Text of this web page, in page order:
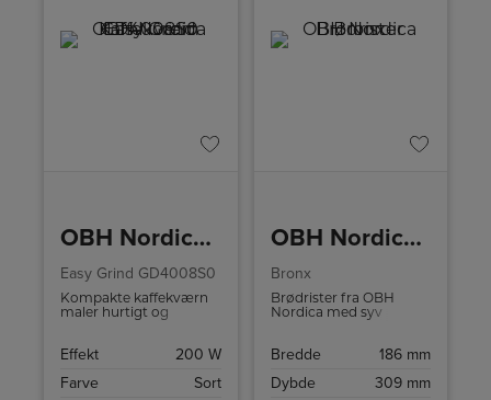
OBH Nordica Kaffekværn
Easy Grind GD4008S0
Kompakte kaffekværn
maler hurtigt og
Malingsmekanismen er
kværnen har skridsikre
Effekt
200 W
Farve
Sort
OBH Nordica Brødrister
Bronx
Brødrister fra OBH
Nordica med syv
funktioner til optøning,
stop.
Bredde
186 mm
Dybde
309 mm